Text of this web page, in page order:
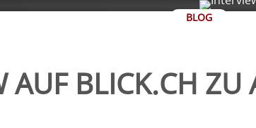
BLOG
AUF BLICK.CH ZU